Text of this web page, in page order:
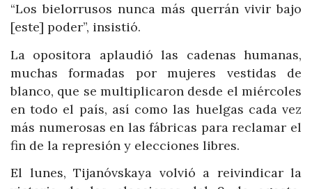
“Los bielorrusos nunca más querrán vivir bajo
[este] poder”, insistió.
La opositora aplaudió las cadenas humanas,
muchas formadas por mujeres vestidas de
blanco, que se multiplicaron desde el miércoles
en todo el país, así como las huelgas cada vez
más numerosas en las fábricas para reclamar el
fin de la represión y elecciones libres.
El lunes, Tijanóvskaya volvió a reivindicar la